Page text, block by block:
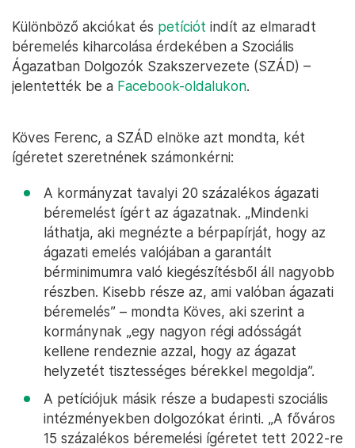
Különböző akciókat és petíciót indít az elmaradt
béremelés kiharcolása érdekében a Szociális
Ágazatban Dolgozók Szakszervezete (SZÁD) –
jelentették be a Facebook-oldalukon.
Köves Ferenc, a SZÁD elnöke azt mondta, két
ígéretet szeretnének számonkérni:
A kormányzat tavalyi 20 százalékos ágazati
béremelést ígért az ágazatnak. „Mindenki
láthatja, aki megnézte a bérpapírját, hogy az
ágazati emelés valójában a garantált
bérminimumra való kiegészítésből áll nagyobb
részben. Kisebb része az, ami valóban ágazati
béremelés” – mondta Köves, aki szerint a
kormánynak „egy nagyon régi adósságát
kellene rendeznie azzal, hogy az ágazat
helyzetét tisztességes bérekkel megoldja”.
A petíciójuk másik része a budapesti szociális
intézményekben dolgozókat érinti. „A főváros
15 százalékos béremelési ígéretet tett 2022-re